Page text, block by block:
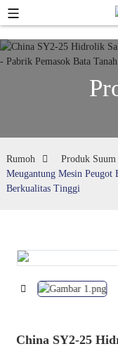
Rumoh Produk Suum
Meugantung Mesin Peugot
Berkualitas Tinggi
China SY2-25